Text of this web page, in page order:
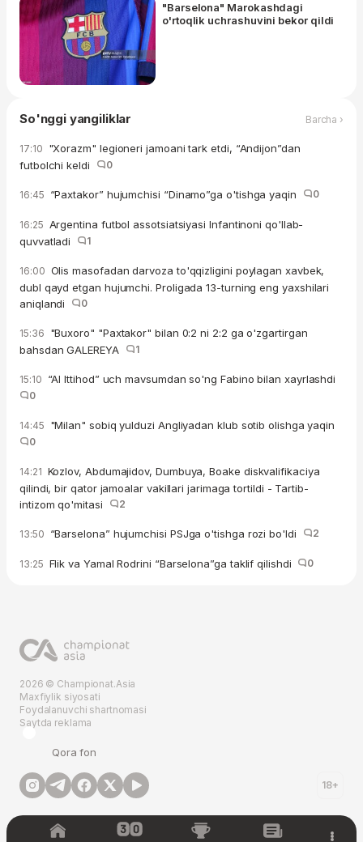
"Barselona" Marokashdagi
o'rtoqlik uchrashuvini bekor qildi
So'nggi yangiliklar Barcha ›
17:10 "Xorazm" legioneri jamoani tark etdi, “Andijon”dan
futbolchi keldi
0
16:45 “Paxtakor” hujumchisi “Dinamo”ga o'tishga yaqin 0
16:25 Argentina futbol assotsiatsiyasi Infantinoni qo'llab-
quvvatladi
1
16:00 Olis masofadan darvoza to'qqizligini poylagan xavbek,
dubl qayd etgan hujumchi. Proligada 13-turning eng yaxshilari
aniqlandi
0
15:36 "Buxoro" "Paxtakor" bilan 0:2 ni 2:2 ga o'zgartirgan
bahsdan GALEREYA
1
15:10 “Al Ittihod” uch mavsumdan so'ng Fabino bilan xayrlashdi
0
14:45 "Milan" sobiq yulduzi Angliyadan klub sotib olishga yaqin
0
14:21 Kozlov, Abdumajidov, Dumbuya, Boake diskvalifikaciya
qilindi, bir qator jamoalar vakillari jarimaga tortildi - Tartib-
intizom qo'mitasi
2
13:50 “Barselona” hujumchisi PSJga o'tishga rozi bo'ldi 2
13:25 Flik va Yamal Rodrini “Barselona”ga taklif qilishdi 0
2026 © Championat.Asia
Maxfiylik siyosati
Foydalanuvchi shartnomasi
Saytda reklama
Qora fon
18+